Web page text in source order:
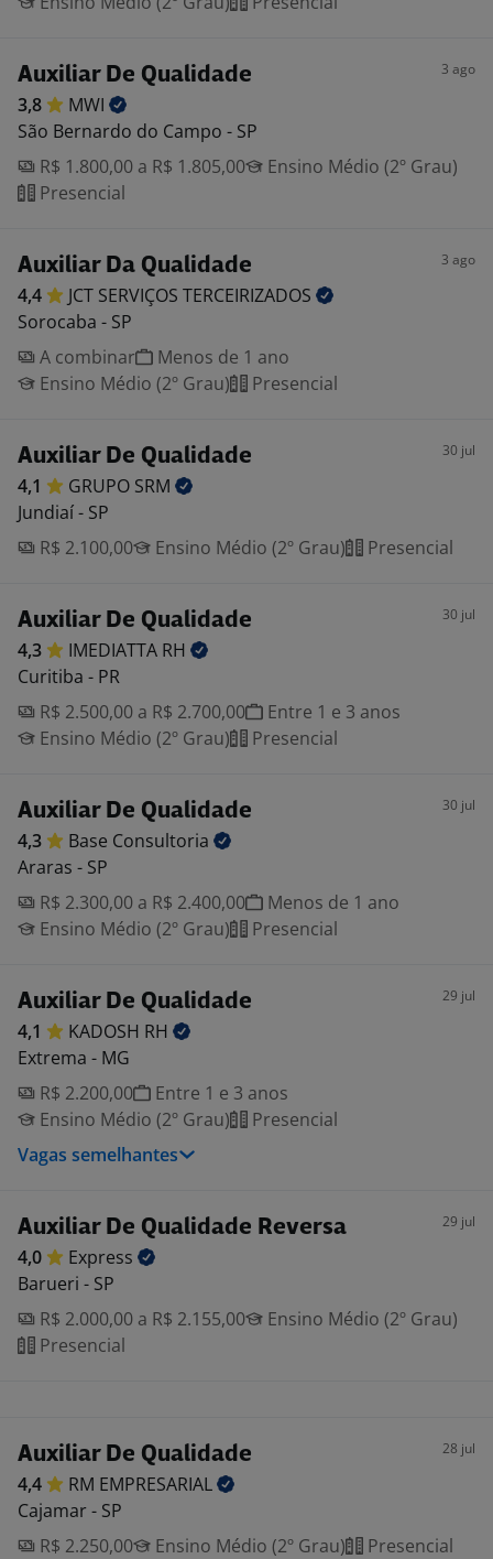
Auxiliar De Qualidade 3 ago
3,8
MWI
São Bernardo do Campo - SP
R$ 1.800,00 a R$ 1.805,00
Ensino Médio (2º Grau)
Presencial
Auxiliar Da Qualidade 3 ago
4,4 JCT SERVIÇOS TERCEIRIZADOS
Sorocaba - SP
A combinar
Menos de 1 ano
Ensino Médio (2º Grau)
Presencial
Auxiliar De Qualidade 30 jul
4,1 GRUPO SRM
Jundiaí - SP
R$ 2.100,00
Ensino Médio (2º Grau) Presencial
Auxiliar De Qualidade 30 jul
4,3 IMEDIATTA RH
Curitiba - PR
R$ 2.500,00 a R$ 2.700,00
Entre 1 e 3 anos
Ensino Médio (2º Grau)
Presencial
Auxiliar De Qualidade 30 jul
4,3 Base Consultoria
Araras - SP
R$ 2.300,00 a R$ 2.400,00
Menos de 1 ano
Ensino Médio (2º Grau)
Presencial
Auxiliar De Qualidade 29 jul
4,1 KADOSH RH
Extrema - MG
R$ 2.200,00
Entre 1 e 3 anos
Ensino Médio (2º Grau)
Presencial
Vagas semelhantes
Auxiliar De Qualidade Reversa 29 jul
4,0
Express
Barueri - SP
R$ 2.000,00 a R$ 2.155,00
Ensino Médio (2º Grau)
Presencial
Auxiliar De Qualidade 28 jul
4,4 RM EMPRESARIAL
Cajamar - SP
R$ 2.250,00
Ensino Médio (2º Grau) Presencial